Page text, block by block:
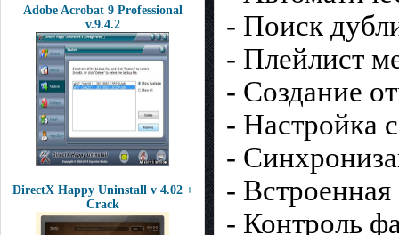
Adobe Acrobat 9 Professional
v.9.4.2
DirectX Happy Uninstall v 4.02 +
Crack
- Поиск
- Плейлист
- Создание
- Настройка
-
-
- Контроль